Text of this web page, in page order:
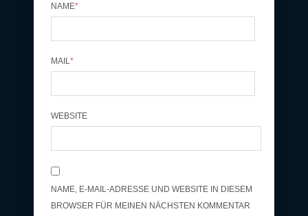
NAME*
MAIL *
WEBSITE
NAME, E-MAIL-ADRESSE UND WEBSITE IN DIESEM
BROWSER FÜR MEINEN NÄCHSTEN KOMMENTAR